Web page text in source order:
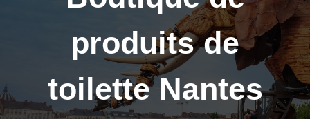
produits de
toilette Nantes